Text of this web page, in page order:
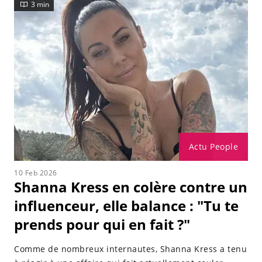
rêves.
Elle fait son retour dans la télé-réalité en 2018 dans
Les Anges 10. Durant l'aventure, elle se met en couple
avec Adrien Laurent et tourne le clip Gotta Listen.
Shanna Kress participe à La Villa des Coeurs Brisés 5
où elle connaîtra une histoire avec Ayoub. Elle décide
de revenir en France après avoir tenté sa chance aux
États-Unis
Actu People
3 min
10 Feb 2026
Shanna Kress en colère contre un
influenceur, elle balance : "Tu te
prends pour qui en fait ?"
Comme de nombreux internautes, Shanna Kress a tenu